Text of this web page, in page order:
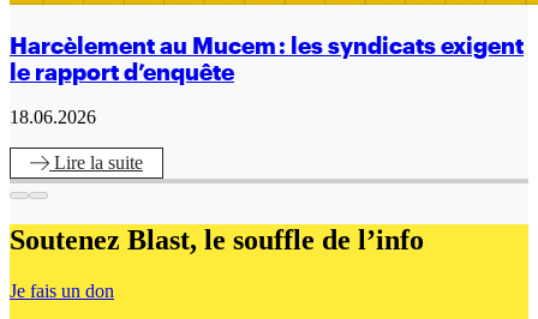
Harcèlement au Mucem : les syndicats exigent
le rapport d’enquête
18.06.2026
Lire la suite
Soutenez Blast, le souffle de l’info
Je fais un don